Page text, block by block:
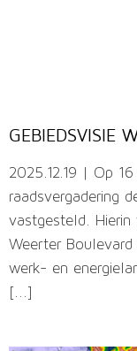
GEBIEDSVISIE
2025.12.19 | Op
raadsvergadering
vastgesteld.
Weerter
werk- en
[...]